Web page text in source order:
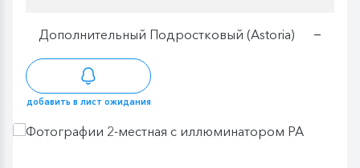
Дополнительный Подростковый (Astoria) —
добавить в лист ожидания